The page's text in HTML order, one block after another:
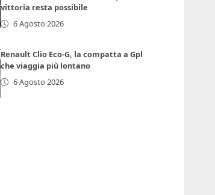
vittoria resta possibile
6 Agosto 2026
Renault Clio Eco-G, la compatta a Gpl
che viaggia più lontano
6 Agosto 2026